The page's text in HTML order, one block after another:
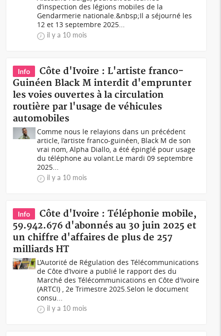
d’inspection des légions mobiles de la
Gendarmerie nationale.&nbsp;Il a séjourné les
12 et 13 septembre 2025...
il y a 10 mois
Info
Côte d'Ivoire : L'artiste franco-
Guinéen Black M interdit d'emprunter
les voies ouvertes à la circulation
routière par l'usage de véhicules
automobiles
Comme nous le relayions dans un précédent
article, l’artiste franco-guinéen, Black M de son
vrai nom, Alpha Diallo, a été épinglé pour usage
du téléphone au volant.Le mardi 09 septembre
2025...
il y a 10 mois
Info
Côte d'Ivoire : Téléphonie mobile,
59.942.676 d'abonnés au 30 juin 2025 et
un chiffre d'affaires de plus de 257
milliards HT
L’Autorité de Régulation des Télécommunications
de Côte d’Ivoire a publié le rapport des du
Marché des Télécommunications en Côte d'Ivoire
(ARTCI) , 2e Trimestre 2025.Selon le document
consu...
il y a 10 mois